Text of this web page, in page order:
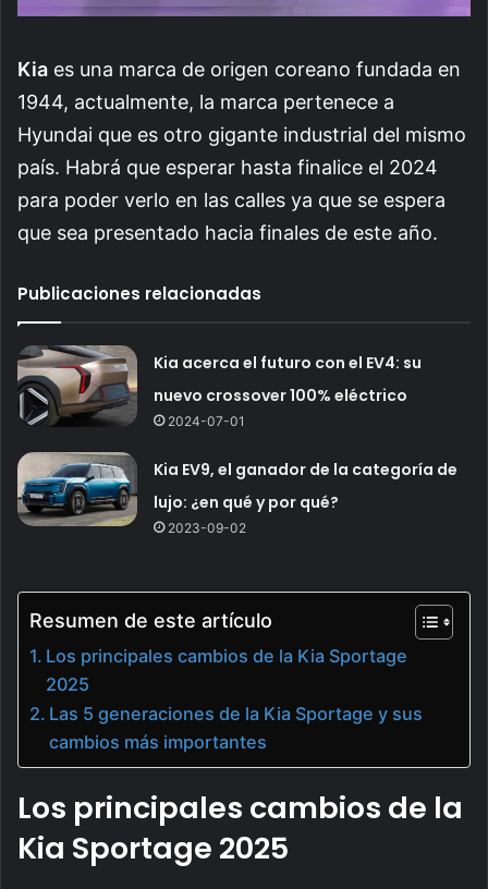
Kia es una marca de origen coreano fundada en
1944, actualmente, la marca pertenece a
Hyundai que es otro gigante industrial del mismo
país. Habrá que esperar hasta finalice el 2024
para poder verlo en las calles ya que se espera
que sea presentado hacia finales de este año.
Publicaciones relacionadas
Kia acerca el futuro con el EV4: su
nuevo crossover 100% eléctrico
2024-07-01
Kia EV9, el ganador de la categoría de
lujo: ¿en qué y por qué?
2023-09-02
Resumen de este artículo
Los principales cambios de la Kia Sportage
2025
Las 5 generaciones de la Kia Sportage y sus
cambios más importantes
Los principales cambios de la
Kia Sportage 2025